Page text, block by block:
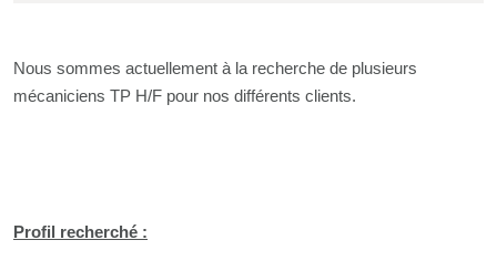
Nous sommes actuellement à la recherche de plusieurs
mécaniciens TP H/F pour nos différents clients.
Profil recherché :